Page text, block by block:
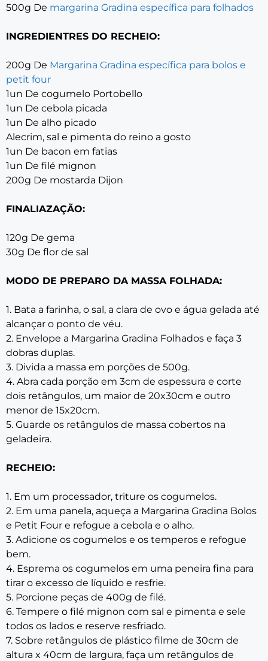
500g De margarina Gradina específica para folhados
INGREDIENTRES DO RECHEIO:
200g De Margarina Gradina específica para bolos e
petit four
1un De cogumelo Portobello
1un De cebola picada
1un De alho picado
Alecrim, sal e pimenta do reino a gosto
1un De bacon em fatias
1un De filé mignon
200g De mostarda Dijon
FINALIAZAÇÃO:
120g De gema
30g De flor de sal
MODO DE PREPARO DA MASSA FOLHADA:
1. Bata a farinha, o sal, a clara de ovo e água gelada até
alcançar o ponto de véu.
2. Envelope a Margarina Gradina Folhados e faça 3
dobras duplas.
3. Divida a massa em porções de 500g.
4. Abra cada porção em 3cm de espessura e corte
dois retângulos, um maior de 20x30cm e outro
menor de 15x20cm.
5. Guarde os retângulos de massa cobertos na
geladeira.
RECHEIO:
1. Em um processador, triture os cogumelos.
2. Em uma panela, aqueça a Margarina Gradina Bolos
e Petit Four e refogue a cebola e o alho.
3. Adicione os cogumelos e os temperos e refogue
bem.
4. Esprema os cogumelos em uma peneira fina para
tirar o excesso de líquido e resfrie.
5. Porcione peças de 400g de filé.
6. Tempere o filé mignon com sal e pimenta e sele
todos os lados e reserve resfriado.
7. Sobre retângulos de plástico filme de 30cm de
altura x 40cm de largura, faça um retângulos de